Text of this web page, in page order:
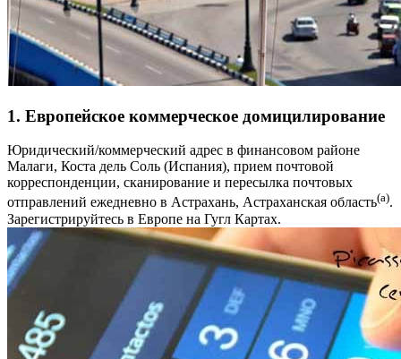
1. Европейское коммерческое домицилирование
Юридический/коммерческий адрес в финансовом районе
Малаги, Коста дель Соль (Испания), прием почтовой
корреспонденции, сканирование и пересылка почтовых
отправлений ежедневно в Астрахань, Астраханская область(a).
Зарегистрируйтесь в Европе на Гугл Картах.